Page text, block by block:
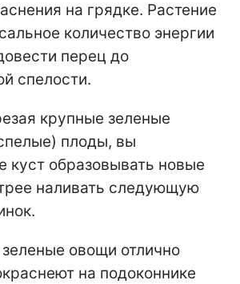
на грядке. Растение
количество энергии
перец до
спелости.
крупные зеленые
плоды, вы
куст образовывать новые
наливать следующую
овощи отлично
на подоконнике